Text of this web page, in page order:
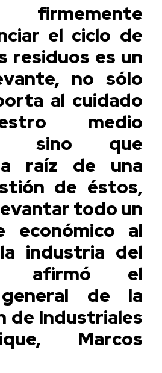
firmemente
el ciclo de
residuos es un
no sólo
al cuidado
medio
sino que
a raíz de una
de éstos,
todo un
económico al
industria del
afirmó el
de la
de Industriales
Marcos